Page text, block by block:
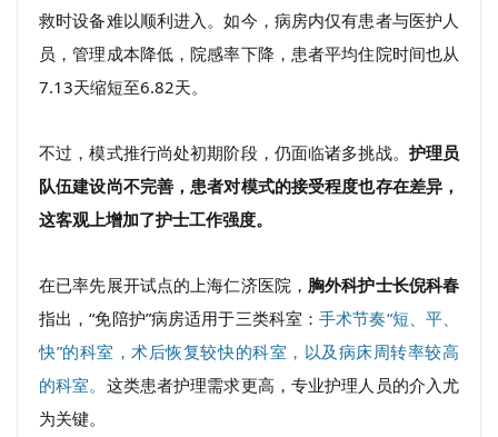
救时设备难以顺利进入。如今，病房内仅有患者与医护人
员，管理成本降低，院感率下降，患者平均住院时间也从
7.13天缩短至6.82天。
不过，模式推行尚处初期阶段，仍面临诸多挑战。 护理员
队伍建设尚不完善，患者对模式的接受程度也存在差异，
这客观上增加了护士工作强度。
在已率先展开试点的上海仁济医院， 胸外科护士长倪科春
指出，“免陪护”病房适用于三类科室：手术节奏“短、平、
快”的科室，术后恢复较快的科室，以及病床周转率较高
的科室。 这类患者护理需求更高，专业护理人员的介入尤
为关键。